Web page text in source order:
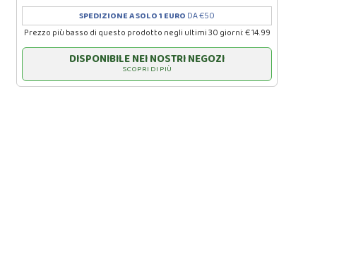
SPEDIZIONE A SOLO 1 EURO DA €50
Prezzo più basso di questo prodotto negli ultimi 30 giorni: € 14.99
DISPONIBILE NEI NOSTRI NEGOZI
SCOPRI DI PIÙ